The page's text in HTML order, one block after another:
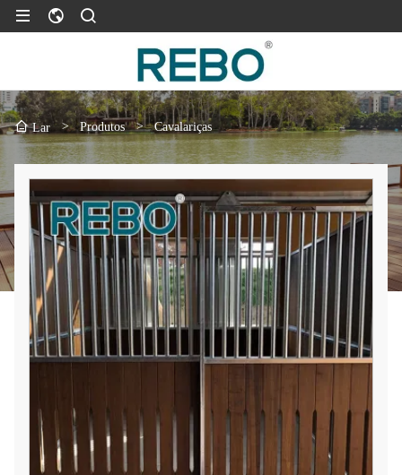
Lar > Produtos > Cavalariças